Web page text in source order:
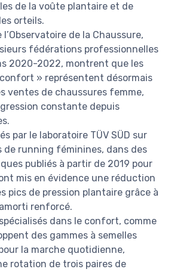
de la voûte plantaire et de
orteils.
l’Observatoire de la Chaussure,
fédérations professionnelles
2020-2022, montrent que les
» représentent désormais
ventes de chaussures femme,
constante depuis
par le laboratoire TÜV SÜD sur
de running féminines, dans des
publiés à partir de 2019 pour
mis en évidence une réduction
pics de pression plantaire grâce à
renforcé.
dans le confort, comme
des gammes à semelles
la marche quotidienne,
rotation de trois paires de